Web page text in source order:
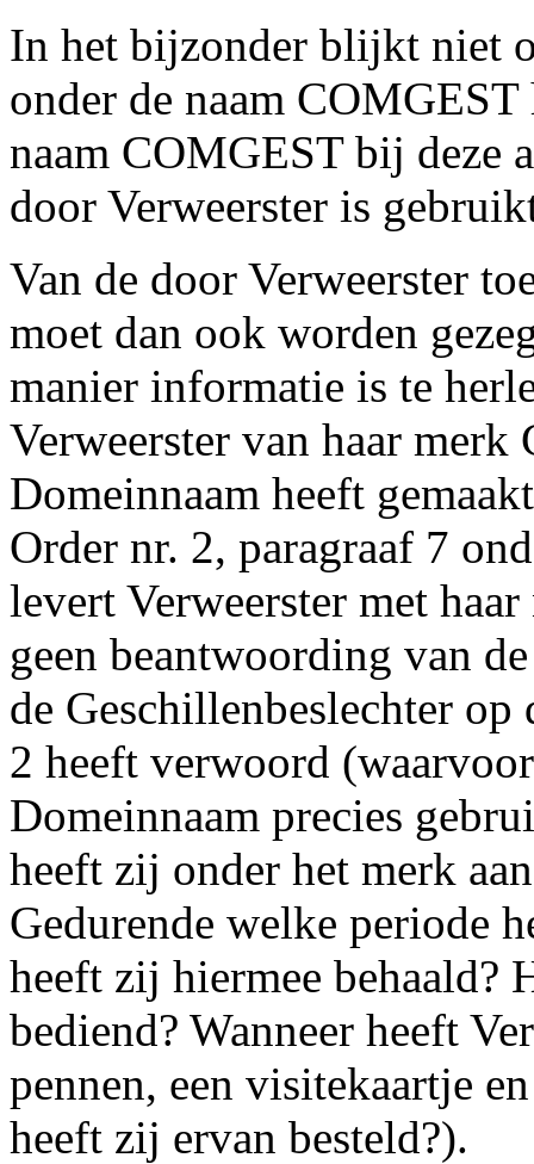
In het bijzonder blijkt niet
onder de naam
naam COMGEST bij deze
door Verweerster is
Van de door Verweerster
moet dan ook worden
manier informatie is te
Verweerster van haar
Domeinnaam heeft
Order nr. 2, paragraaf 7
levert Verweerster met
geen beantwoording van
de Geschillenbeslechter
2 heeft verwoord
Domeinnaam precies
heeft zij onder het merk
Gedurende welke periode
heeft zij hiermee behaald?
bediend? Wanneer heeft
pennen, een visitekaartje
heeft zij ervan besteld?).